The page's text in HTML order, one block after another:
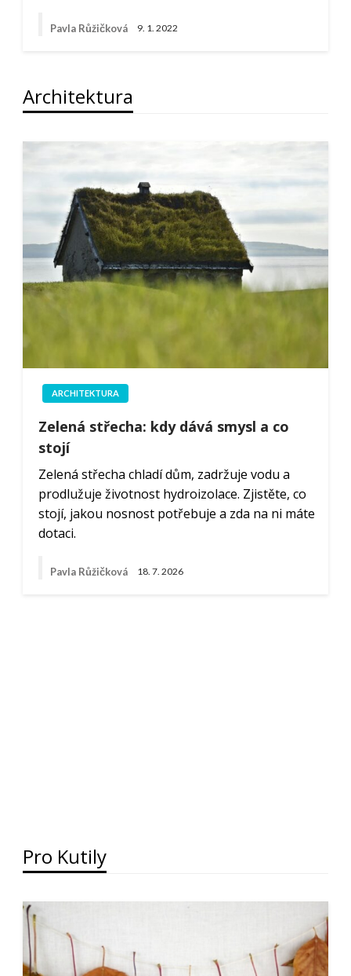
Pavla Růžičková 9. 1. 2022
Architektura
ARCHITEKTURA
Zelená střecha: kdy dává smysl a co
stojí
Zelená střecha chladí dům, zadržuje vodu a
prodlužuje životnost hydroizolace. Zjistěte, co
stojí, jakou nosnost potřebuje a zda na ni máte
dotaci.
Pavla Růžičková 18. 7. 2026
Pro Kutily